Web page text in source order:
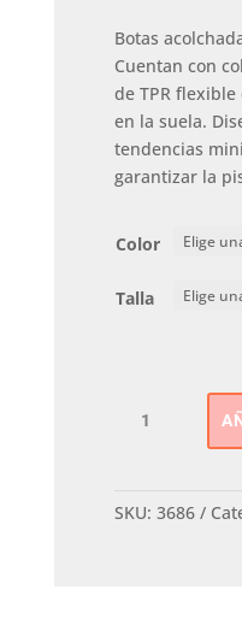
Botas
Cuentan con
de TPR
en la suela.
tendencias
garantizar la
Color
Talla
cantidad
SKU: 3686